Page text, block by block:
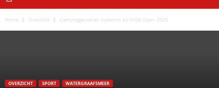
Home Overzicht Campinggevoel en toptennis bij VVGA Open 2025
OVERZICHT SPORT WATERGRAAFSMEER